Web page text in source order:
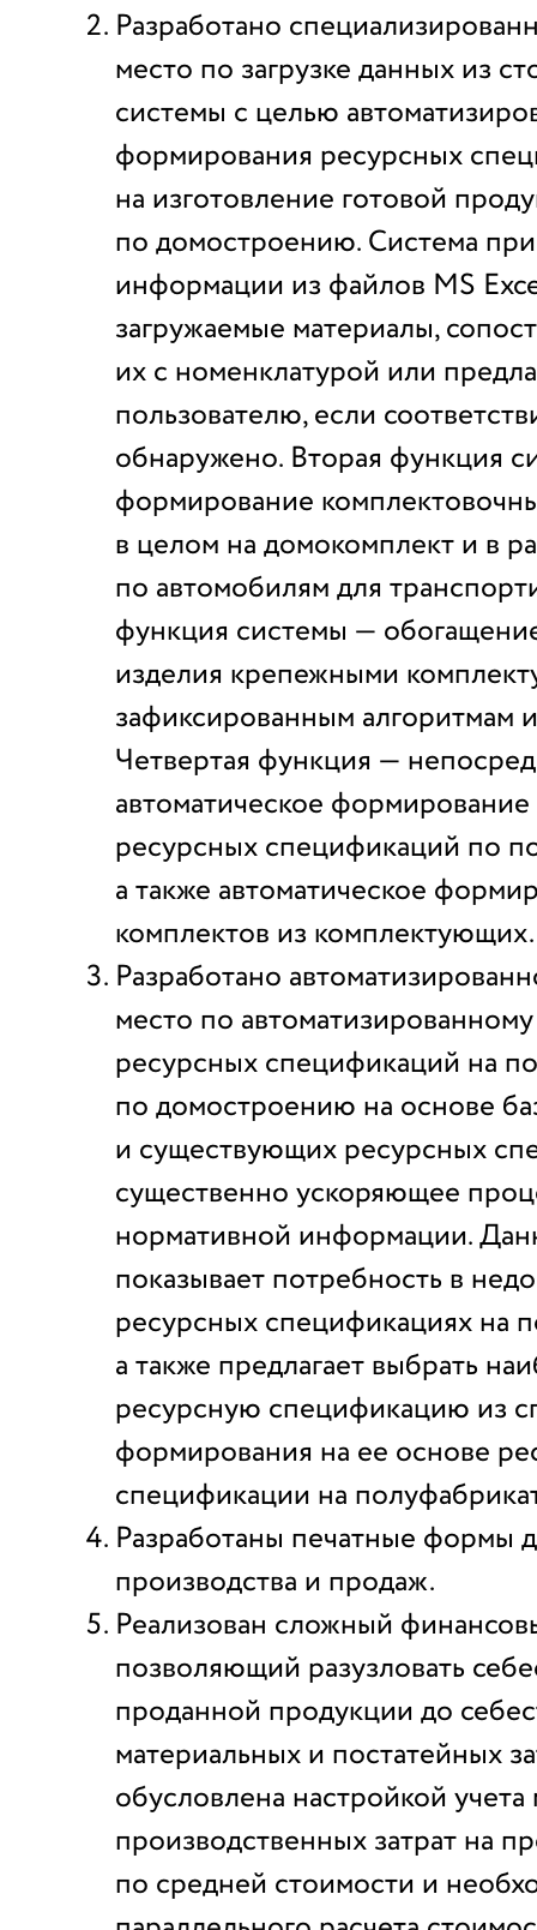
Разработано
место по загрузке данных из
системы с целью
формирования ресурсных
на изготовление готовой
по домостроению. Система при
информации из файлов MS
загружаемые материалы,
их с номенклатурой или
пользователю, если
обнаружено. Вторая функция
формирование
в целом на домокомплект и в
по автомобилям для
функция системы —
изделия крепежными
зафиксированным алгоритмам
Четвертая функция —
автоматическое
ресурсных спецификаций по
а также автоматическое
комплектов из комплектующих.
Разработано
место по
ресурсных спецификаций на
по домостроению на основе
и существующих ресурсных
существенно ускоряющее
нормативной информации.
показывает потребность в
ресурсных спецификациях на
а также предлагает выбрать
ресурсную спецификацию из
формирования на ее основе
спецификации на
Разработаны печатные формы
производства и продаж.
Реализован сложный
позволяющий разузловать
проданной продукции до
материальных и постатейных
обусловлена настройкой
производственных затрат на
по средней стоимости и